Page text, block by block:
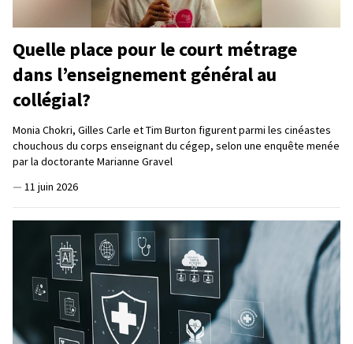
Quelle place pour le court métrage
dans l’enseignement général au
collégial?
Monia Chokri, Gilles Carle et Tim Burton figurent parmi les cinéastes
chouchous du corps enseignant du cégep, selon une enquête menée
par la doctorante Marianne Gravel
— 11 juin 2026